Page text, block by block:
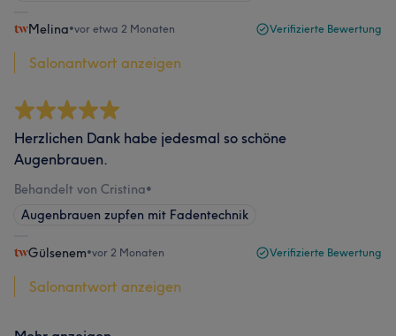
Melina•vor etwa 2 Monaten Verifizierte Bewertung
Salonantwort anzeigen
Herzlichen Dank habe jedesmal so schöne
Augenbrauen.
Behandelt von Cristina•
Augenbrauen zupfen mit Fadentechnik
Gülsenem•vor 2 Monaten Verifizierte Bewertung
Salonantwort anzeigen